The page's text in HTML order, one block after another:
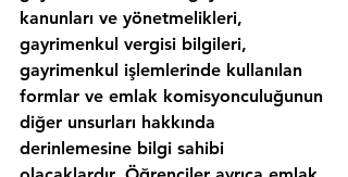
kanunları ve yönetmelikleri,
gayrimenkul vergisi bilgileri,
gayrimenkul işlemlerinde kullanılan
formlar ve emlak komisyonculuğunun
diğer unsurları hakkında
derinlemesine bilgi sahibi